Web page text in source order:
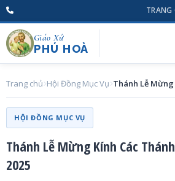
TRANG
Giáo Xứ
PHÚ HOÀ
Trang chủ Hội Đồng Mục Vụ
HỘI ĐỒNG MỤC VỤ
Thánh Lễ Mừng Kính Các
2025